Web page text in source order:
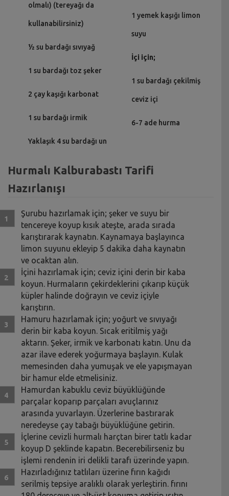
olmalı) (tereyağı da
kullanabilirsiniz)
½ su bardağı sıvıyağ
1 su bardağı toz şeker
2 çay kaşığı karbonat
1 su bardağı irmik
Yaklaşık 4 su bardağı un
1 yemek kaşığı limon
suyu
İçi için;
1 su bardağı çekilmiş
ceviz içi
6-7 ade hurma
Hurmalı Kalburabastı Tarifi
Hazırlanışı
Şurubu hazırlamak için; şeker ve suyu bir
tencereye koyup kısık ateşte, arada sırada
karıştırarak kaynatın. Kaynamaya başlayınca
limon suyunu ekleyip 5 dakika daha kaynatın
ve ocaktan alın.
İçini hazırlamak için; ceviz içini derin bir kaba
koyun. Hurmaların çekirdeklerini çıkarıp küçük
küpler halinde doğrayın ve ceviz içiyle
karıştırın.
Hamuru hazırlamak için; yoğurt ve sıvıyağı
derin bir kaba koyun. Sıcak eritilmiş yağı
aktarın. Şeker, irmik ve karbonatı katın. Unu da
azar ilave ederek yoğurmaya başlayın. Kulak
memesinden daha yumuşak ve ele yapışmayan
bir hamur elde etmelisiniz.
Hamurdan kabuklu ceviz büyüklüğünde
parçalar koparıp parçaları avuçlarınız
arasında yuvarlayın. Üzerlerine bastırarak
neredeyse çay tabağı büyüklüğüne getirin.
İçlerine cevizli hurmalı harçtan birer tatlı kadar
koyup D şeklinde kapatın. Becerebilirseniz bu
işlemi rendenin iri delikli tarafı üzerinde yapın.
Hazırladığınız tatlıları üzerine fırın kağıdı
serilmiş tepsiye aralıklı olarak yerleştirin. fırını